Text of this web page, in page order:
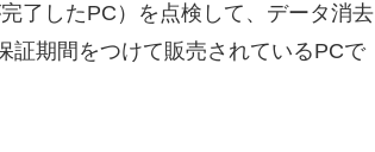
了したPC）を点検して、データ消去
証期間をつけて販売されているPCで